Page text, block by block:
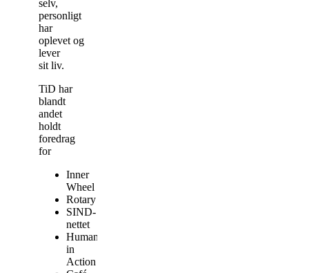
selv,
personligt
har
oplevet og
lever
sit liv.
TiD har
blandt
andet
holdt
foredrag
for
Inner
Wheel
Rotary
SIND-
nettet
Humanity
in
Action